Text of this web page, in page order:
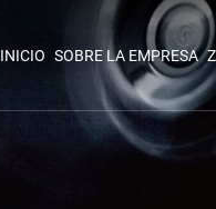
INICIO SOBRE LA EMPRESA